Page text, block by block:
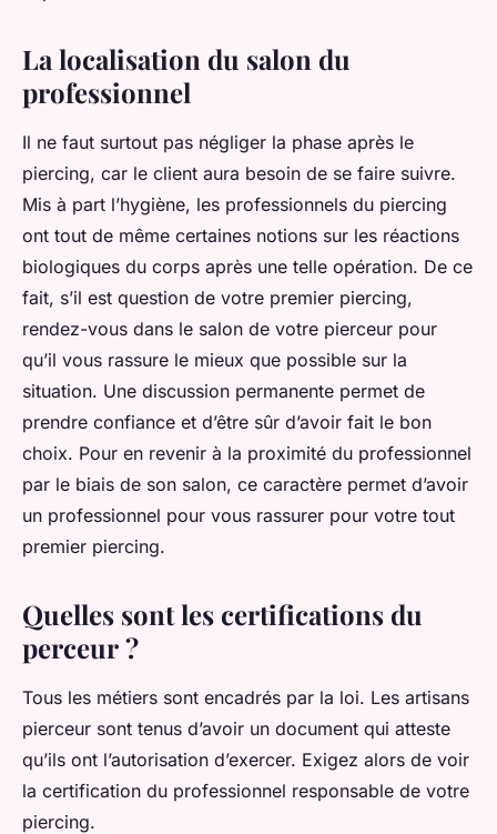
La localisation du salon du
professionnel
Il ne faut surtout pas négliger la phase après le
piercing, car le client aura besoin de se faire suivre.
Mis à part l’hygiène, les professionnels du piercing
ont tout de même certaines notions sur les réactions
biologiques du corps après une telle opération. De ce
fait, s’il est question de votre premier piercing,
rendez-vous dans le salon de votre pierceur pour
qu’il vous rassure le mieux que possible sur la
situation. Une discussion permanente permet de
prendre confiance et d’être sûr d’avoir fait le bon
choix. Pour en revenir à la proximité du professionnel
par le biais de son salon, ce caractère permet d’avoir
un professionnel pour vous rassurer pour votre tout
premier piercing.
Quelles sont les certifications du
perceur ?
Tous les métiers sont encadrés par la loi. Les artisans
pierceur sont tenus d’avoir un document qui atteste
qu’ils ont l’autorisation d’exercer. Exigez alors de voir
la certification du professionnel responsable de votre
piercing.